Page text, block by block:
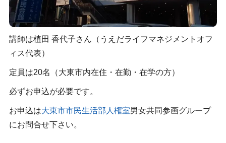
講師は植田 香代子さん（うえだライフマネジメントオフ
ィス代表）
定員は20名（大東市内在住・在勤・在学の方）
必ずお申込が必要です。
お申込は大東市市民生活部人権室男女共同参画グループ
にお問合せ下さい。